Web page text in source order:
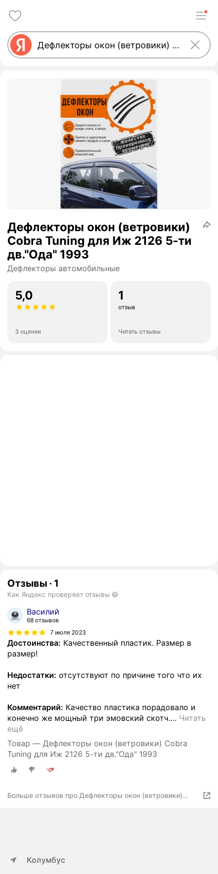
Дефлекторы окон (ветровики)
Cobra Tuning для Иж 2126 5-ти
дв."Ода" 1993
Дефлекторы автомобильные
5,0
3 оценки
1
отзыв
Читать отзывы
Отзывы · 1
Как Яндекс проверяет отзывы
Василий
68 отзывов
7 июля 2023
Достоинства: Качественный пластик. Размер в
размер!
Недостатки: отсутствуют по причине того что их
нет
Комментарий: Качество пластика порадовало и
конечно же мощный три эмовский скотч.… Читать
ещё
Товар — Дефлекторы окон (ветровики) Cobra
Tuning для Иж 2126 5-ти дв."Ода" 1993
Больше отзывов про Дефлекторы окон (ветровики)
Колумбус